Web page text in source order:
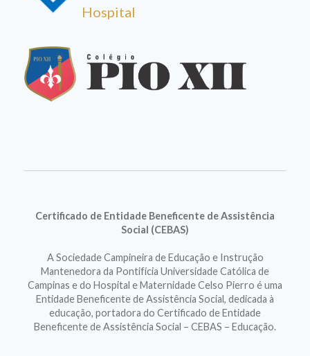
Hospital
Certificado de Entidade Beneficente de Assistência
Social (CEBAS)
A Sociedade Campineira de Educação e Instrução
Mantenedora da Pontifícia Universidade Católica de
Campinas e do Hospital e Maternidade Celso Pierro é uma
Entidade Beneficente de Assistência Social, dedicada à
educação, portadora do Certificado de Entidade
Beneficente de Assistência Social – CEBAS – Educação.